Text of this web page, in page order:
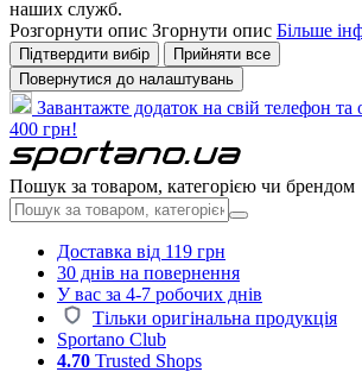
наших служб.
Розгорнути опис Згорнути опис Більше
Підтвердити вибір
Прийняти все
Повернутися до налаштувань
Завантажте додаток на свій телефон
400 грн!
Пошук за товаром, категорією чи брендом
Доставка від 119 грн
30 днів на повернення
У вас за 4-7 робочих днів
Тільки оригінальна продукція
Sportano Club
4.70 Trusted Shops